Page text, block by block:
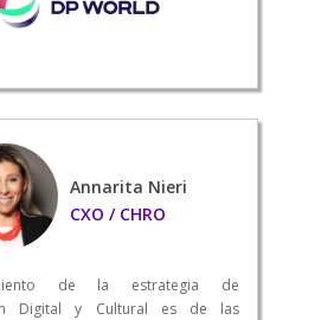
Annarita Nieri
CXO / CHRO
de la estrategia de
Digital y Cultural es de las